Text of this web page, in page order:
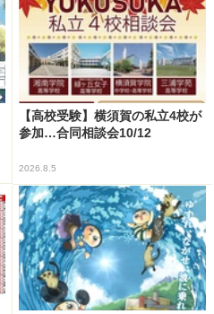
【高校受験】横須賀の私立4校が
参加…合同相談会10/12
2026.8.5